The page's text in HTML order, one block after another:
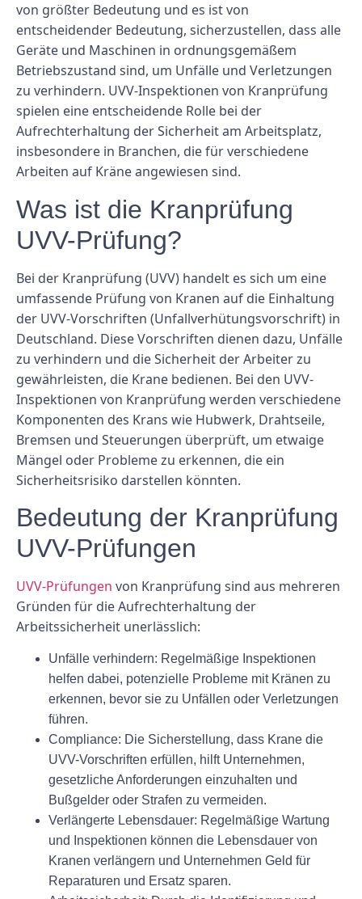
von größter Bedeutung und es ist von
entscheidender Bedeutung, sicherzustellen, dass alle
Geräte und Maschinen in ordnungsgemäßem
Betriebszustand sind, um Unfälle und Verletzungen
zu verhindern. UVV-Inspektionen von Kranprüfung
spielen eine entscheidende Rolle bei der
Aufrechterhaltung der Sicherheit am Arbeitsplatz,
insbesondere in Branchen, die für verschiedene
Arbeiten auf Kräne angewiesen sind.
Was ist die Kranprüfung
UVV-Prüfung?
Bei der Kranprüfung (UVV) handelt es sich um eine
umfassende Prüfung von Kranen auf die Einhaltung
der UVV-Vorschriften (Unfallverhütungsvorschrift) in
Deutschland. Diese Vorschriften dienen dazu, Unfälle
zu verhindern und die Sicherheit der Arbeiter zu
gewährleisten, die Krane bedienen. Bei den UVV-
Inspektionen von Kranprüfung werden verschiedene
Komponenten des Krans wie Hubwerk, Drahtseile,
Bremsen und Steuerungen überprüft, um etwaige
Mängel oder Probleme zu erkennen, die ein
Sicherheitsrisiko darstellen könnten.
Bedeutung der Kranprüfung
UVV-Prüfungen
UVV-Prüfungen von Kranprüfung sind aus mehreren
Gründen für die Aufrechterhaltung der
Arbeitssicherheit unerlässlich:
Unfälle verhindern: Regelmäßige Inspektionen
helfen dabei, potenzielle Probleme mit Kränen zu
erkennen, bevor sie zu Unfällen oder Verletzungen
führen.
Compliance: Die Sicherstellung, dass Krane die
UVV-Vorschriften erfüllen, hilft Unternehmen,
gesetzliche Anforderungen einzuhalten und
Bußgelder oder Strafen zu vermeiden.
Verlängerte Lebensdauer: Regelmäßige Wartung
und Inspektionen können die Lebensdauer von
Kranen verlängern und Unternehmen Geld für
Reparaturen und Ersatz sparen.